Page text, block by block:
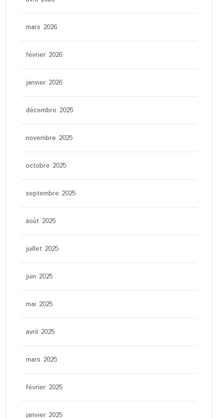
mars 2026
février 2026
janvier 2026
décembre 2025
novembre 2025
octobre 2025
septembre 2025
août 2025
juillet 2025
juin 2025
mai 2025
avril 2025
mars 2025
février 2025
janvier 2025